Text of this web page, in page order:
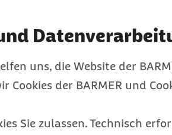
uns, die Website der
Cookies der BARMER und
Sie zulassen. Technisch
und
und analysiert
Verfahren eine